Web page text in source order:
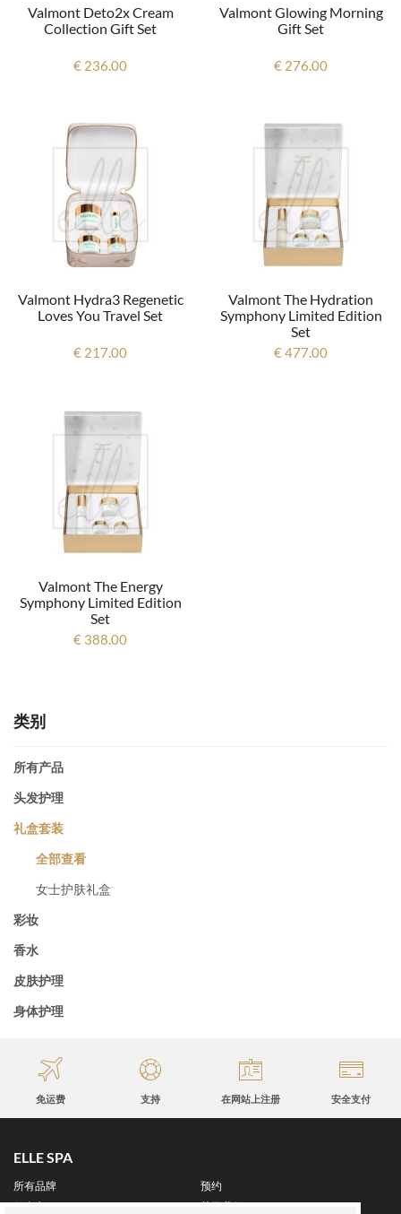
类别
所有产品
头发护理
礼盒套装
全部查看
女士护肤礼盒
彩妆
香水
皮肤护理
身体护理
Valmont Deto2x Cream
Collection Gift Set
€ 236.00
Valmont Glowing Morning
Gift Set
€ 276.00
Valmont Hydra3 Regenetic
Loves You Travel Set
€ 217.00
Valmont The Hydration
Symphony Limited Edition
Set
€ 477.00
Valmont The Energy
Symphony Limited Edition
Set
€ 388.00
免运费 支持 在网站上注册 安全支付
ELLE SPA
所有品牌
预约
保真卡
关于我们